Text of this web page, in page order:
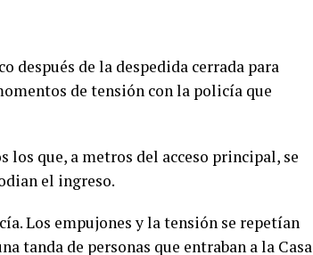
después de la despedida cerrada para
de tensión con la policía que
los que, a metros del acceso principal, se
el ingreso.
Los empujones y la tensión se repetían
tanda de personas que entraban a la Casa